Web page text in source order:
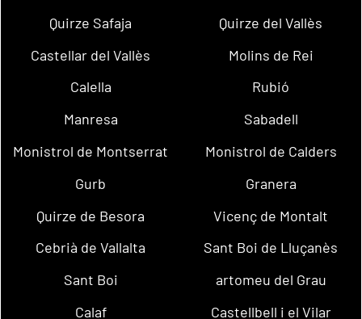
Quirze Safaja
Quirze del Vallès
Castellar del Vallès
Molins de Rei
Calella
Rubió
Manresa
Sabadell
Monistrol de Montserrat
Monistrol de Calders
Gurb
Granera
Quirze de Besora
Vicenç de Montalt
Cebrià de Vallalta
Sant Boi de Lluçanès
Sant Boi
artomeu del Grau
Calaf
Castellbell i el Vilar